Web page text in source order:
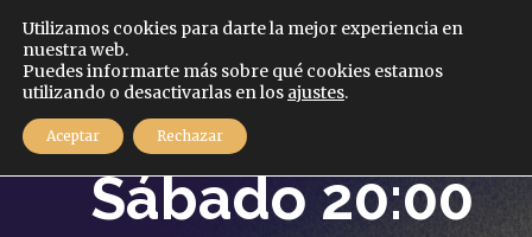
MENÚ
Sábado 20:00
Español
Utilizamos cookies para darte la mejor experiencia en
nuestra web.
Puedes informarte más sobre qué cookies estamos
utilizando o desactivarlas en los ajustes.
Aceptar Rechazar